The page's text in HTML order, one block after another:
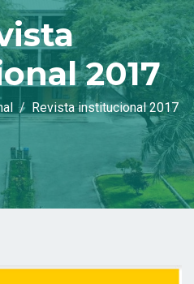
2017
Revista institucional 2017